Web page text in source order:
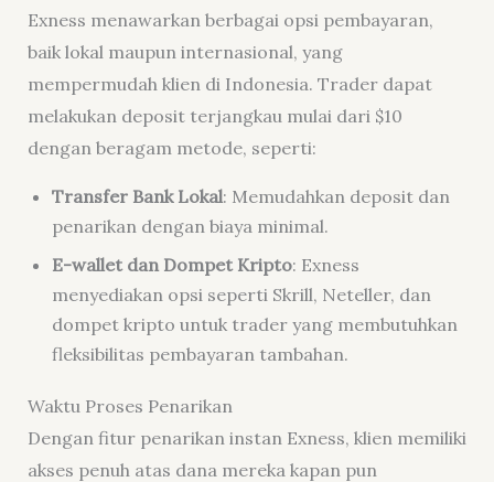
Exness menawarkan berbagai opsi pembayaran,
baik lokal maupun internasional, yang
mempermudah klien di Indonesia. Trader dapat
melakukan deposit terjangkau mulai dari $10
dengan beragam metode, seperti:
Transfer Bank Lokal: Memudahkan deposit dan
penarikan dengan biaya minimal.
E-wallet dan Dompet Kripto: Exness
menyediakan opsi seperti Skrill, Neteller, dan
dompet kripto untuk trader yang membutuhkan
fleksibilitas pembayaran tambahan.
Waktu Proses Penarikan
Dengan fitur penarikan instan Exness, klien memiliki
akses penuh atas dana mereka kapan pun